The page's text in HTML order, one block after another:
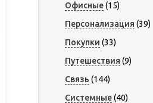
Офисные(15)
Персонализация (39)
Покупки (33)
Путешествия (9)
Связь (144)
Системные(40)